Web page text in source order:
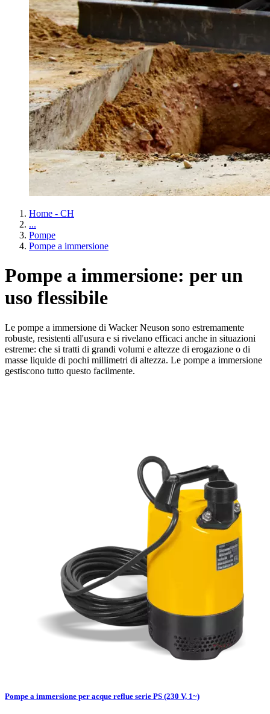
Home - CH
...
Pompe
Pompe a immersione
Pompe a immersione: per un
uso flessibile
Le pompe a immersione di Wacker Neuson sono estremamente
robuste, resistenti all'usura e si rivelano efficaci anche in situazioni
estreme: che si tratti di grandi volumi e altezze di erogazione o di
masse liquide di pochi millimetri di altezza. Le pompe a immersione
gestiscono tutto questo facilmente.
Pompe a immersione per acque reflue serie PS (230 V, 1~)